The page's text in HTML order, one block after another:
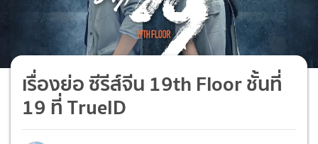
เรื่องย่อ ซีรีส์จีน 19th Floor ชั้นที่
19 ที่ TrueID